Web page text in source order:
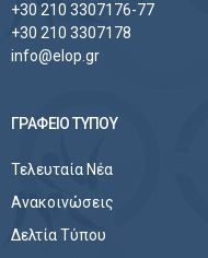
+30 210 3307176-77
+30 210 3307178
info@elop.gr
ΓΡΑΦΕΙΟ ΤΥΠΟΥ
Τελευταία Νέα
Ανακοινώσεις
Δελτία Τύπου